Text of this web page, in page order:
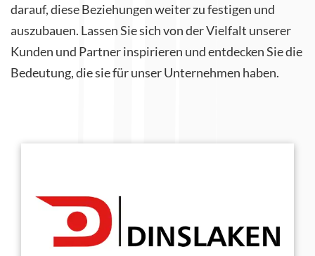
darauf, diese Beziehungen weiter zu festigen und
auszubauen. Lassen Sie sich von der Vielfalt unserer
Kunden und Partner inspirieren und entdecken Sie die
Bedeutung, die sie für unser Unternehmen haben.